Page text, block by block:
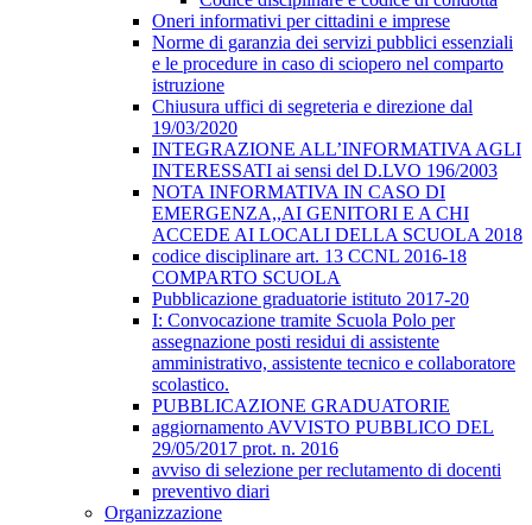
Oneri informativi per cittadini e imprese
Norme di garanzia dei servizi pubblici essenziali
e le procedure in caso di sciopero nel comparto
istruzione
Chiusura uffici di segreteria e direzione dal
19/03/2020
INTEGRAZIONE ALL’INFORMATIVA AGLI
INTERESSATI ai sensi del D.LVO 196/2003
NOTA INFORMATIVA IN CASO DI
EMERGENZA,,AI GENITORI E A CHI
ACCEDE AI LOCALI DELLA SCUOLA 2018
codice disciplinare art. 13 CCNL 2016-18
COMPARTO SCUOLA
Pubblicazione graduatorie istituto 2017-20
I: Convocazione tramite Scuola Polo per
assegnazione posti residui di assistente
amministrativo, assistente tecnico e collaboratore
scolastico.
PUBBLICAZIONE GRADUATORIE
aggiornamento AVVISTO PUBBLICO DEL
29/05/2017 prot. n. 2016
avviso di selezione per reclutamento di docenti
preventivo diari
Organizzazione